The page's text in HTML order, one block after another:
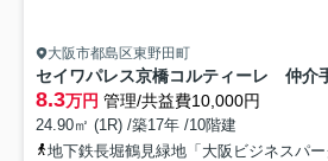
大阪市都島区東野田町
セイワパレス京橋コルティーレ 仲介
8.3万円 管理/共益費10,000円
24.90㎡ (1R) /築17年 /10階建
地下鉄長堀鶴見緑地「大阪ビジネスパ